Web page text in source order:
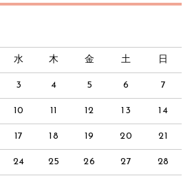
水 木 金 土 日
3 4 5 6 7
10 11 12 13 14
17 18 19 20 21
24 25 26 27 28